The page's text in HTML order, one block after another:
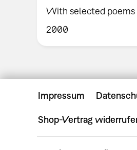
With selected poems
2000
Impressum
Shop-Vertrag